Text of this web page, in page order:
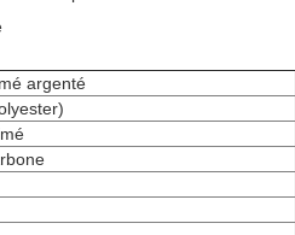
argenté